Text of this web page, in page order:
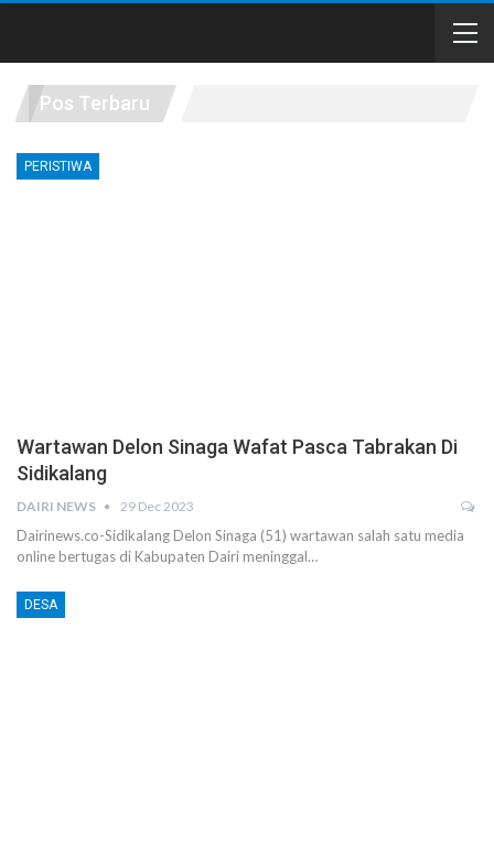
Pos Terbaru
PERISTIWA
Wartawan Delon Sinaga Wafat Pasca Tabrakan Di
Sidikalang
DAIRI NEWS 29 Dec 2023
Dairinews.co-Sidikalang Delon Sinaga (51) wartawan salah satu media
online bertugas di Kabupaten Dairi meninggal…
DESA